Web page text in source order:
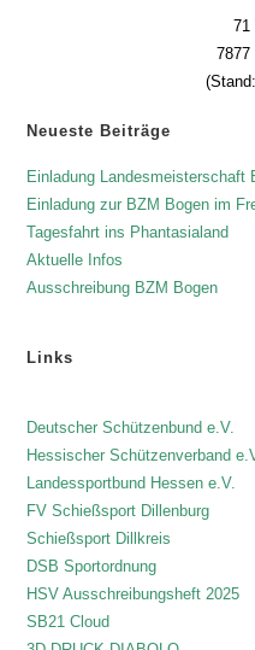
71
7877
Neueste Beiträge
Einladung Landesmeisterschaft
Einladung zur BZM Bogen im
Tagesfahrt ins Phantasialand
Aktuelle Infos
Ausschreibung BZM Bogen
Links
Deutscher Schützenbund e.V.
Hessischer Schützenverband
Landessportbund Hessen e.V.
FV Schießsport Dillenburg
Schießsport Dillkreis
DSB Sportordnung
HSV Ausschreibungsheft 2025
SB21 Cloud